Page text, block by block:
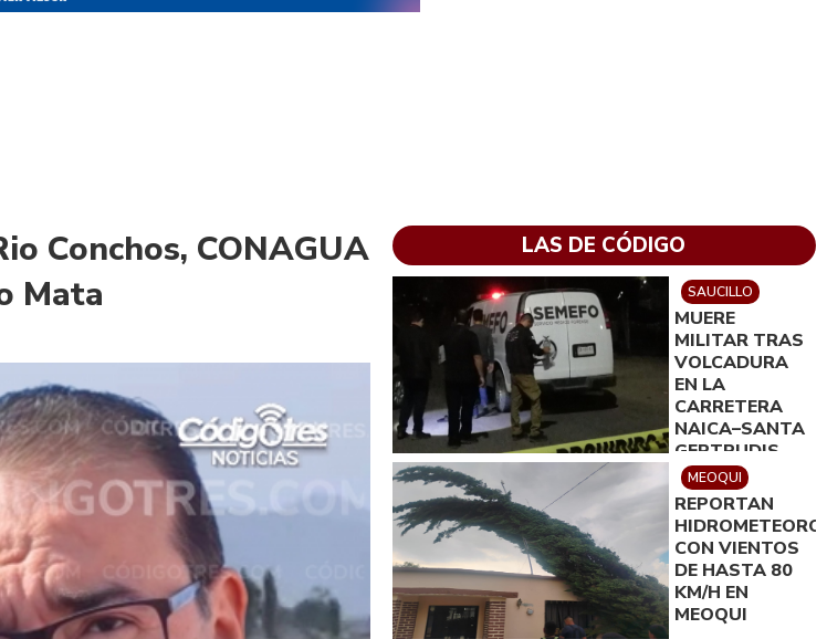
Conchos, CONAGUA
Mata
LAS DE CÓDIGO
SAUCILLO
MUERE
MILITAR TRAS
VOLCADURA
EN LA
CARRETERA
NAICA–SANTA
GERTRUDIS
MEOQUI
REPORTAN
HIDROMETEORO
CON VIENTOS
DE HASTA 80
KM/H EN
MEOQUI